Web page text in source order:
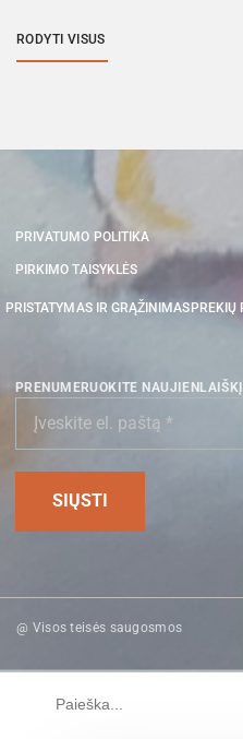
RODYTI VISUS
PRIVATUMO POLITIKA
PIRKIMO TAISYKLĖS
PRISTATYMAS IR GRĄŽINIMAS PREKIŲ
PRENUMERUOKITE NAUJIENLAIŠKĮ
@ Visos teisės saugosmos